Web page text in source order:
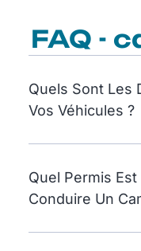
FAQ -
Quels Sont Les
Vos Véhicules ?
Quel Permis
Conduire Un